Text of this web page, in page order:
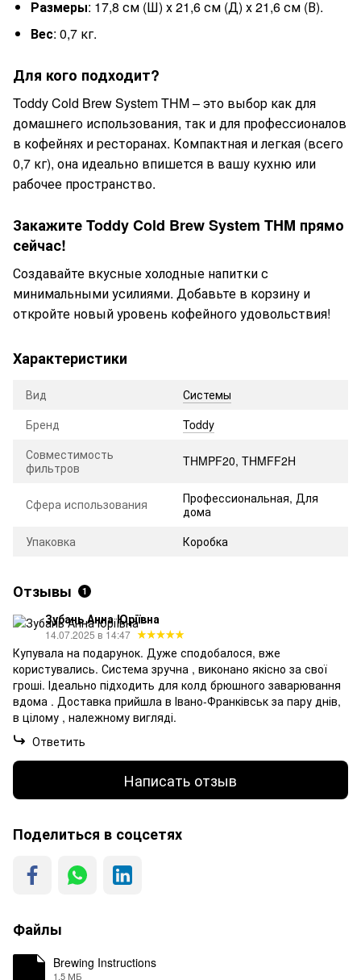
Размеры: 17,8 см (Ш) х 21,6 см (Д) х 21,6 см (В).
Вес: 0,7 кг.
Для кого подходит?
Toddy Cold Brew System THM – это выбор как для
домашнего использования, так и для профессионалов
в кофейнях и ресторанах. Компактная и легкая (всего
0,7 кг), она идеально впишется в вашу кухню или
рабочее пространство.
Закажите Toddy Cold Brew System THM прямо
сейчас!
Создавайте вкусные холодные напитки с
минимальными усилиями. Добавьте в корзину и
откройте новый уровень кофейного удовольствия!
Характеристики
Вид
Системы
Бренд
Toddy
Совместимость
фильтров
THMPF20, THMFF2H
Сфера использования
Профессиональная, Для
дома
Упаковка
Коробка
Отзывы 1
Зубань Анна Юріївна
14.07.2025 в 14:47
Купувала на подарунок. Дуже сподобалося, вже
користувались. Система зручна , виконано якісно за свої
гроші. Ідеально підходить для колд брюшного заварювання
вдома . Доставка прийшла в Івано-Франківськ за пару днів,
в цілому , належному вигляді.
Ответить
Написать отзыв
Поделиться в соцсетях
Файлы
Brewing Instructions
1.5 МБ